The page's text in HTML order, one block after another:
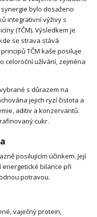
bylo dosaženo
integrativní výživy s
(TČM). Výsledkem je
se strava stává
TČM kaše posiluje
celoroční užívání, zejména
s důrazem na
jejich ryzí čistota a
aditiv a konzervantů.
cukr.
posilujícím účinkem. Její
bilance při
potravou.
vaječný protein,